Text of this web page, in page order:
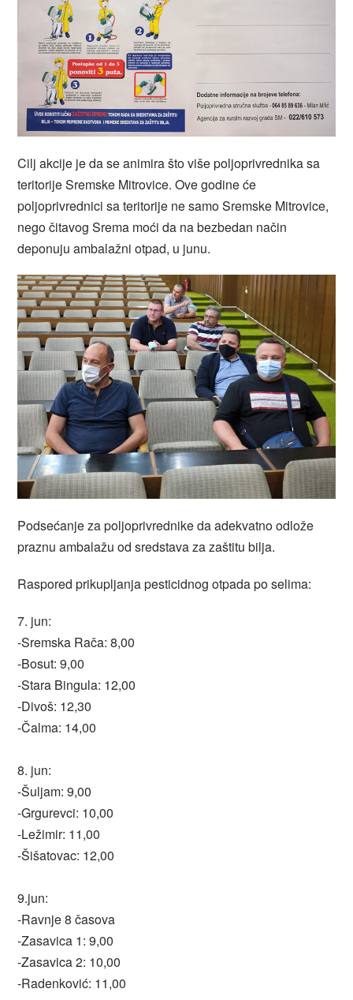
Cilj akcije je da se animira što više poljoprivrednika sa
teritorije Sremske Mitrovice. Ove godine će
poljoprivrednici sa teritorije ne samo Sremske Mitrovice,
nego čitavog Srema moći da na bezbedan način
deponuju ambalažni otpad, u junu.
Podsećanje za poljoprivrednike da adekvatno odlože
praznu ambalažu od sredstava za zaštitu bilja.
Raspored prikupljanja pesticidnog otpada po selima:
7. jun:
-Sremska Rača: 8,00
-Bosut: 9,00
-Stara Bingula: 12,00
-Divoš: 12,30
-Čalma: 14,00
8. jun:
-Šuljam: 9,00
-Grgurevci: 10,00
-Ležimir: 11,00
-Šišatovac: 12,00
9.jun:
-Ravnje 8 časova
-Zasavica 1: 9,00
-Zasavica 2: 10,00
-Radenković: 11,00